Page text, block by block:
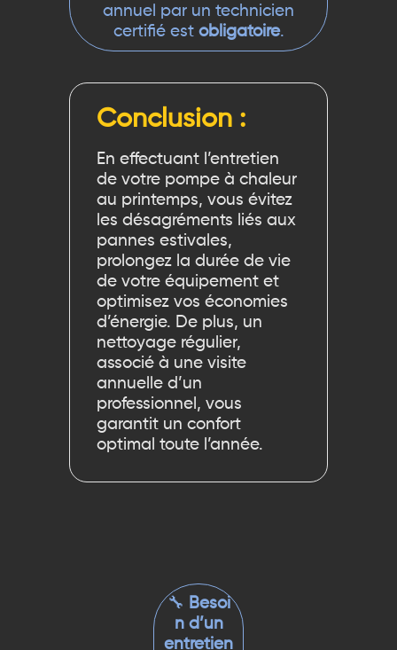
annuel par un technicien
certifié est obligatoire.
Conclusion :
En effectuant l’entretien
de votre pompe à chaleur
au printemps, vous évitez
les désagréments liés aux
pannes estivales,
prolongez la durée de vie
de votre équipement et
optimisez vos économies
d’énergie. De plus, un
nettoyage régulier,
associé à une visite
annuelle d’un
professionnel, vous
garantit un confort
optimal toute l’année.
🔧 Besoi
n d’un
entretien